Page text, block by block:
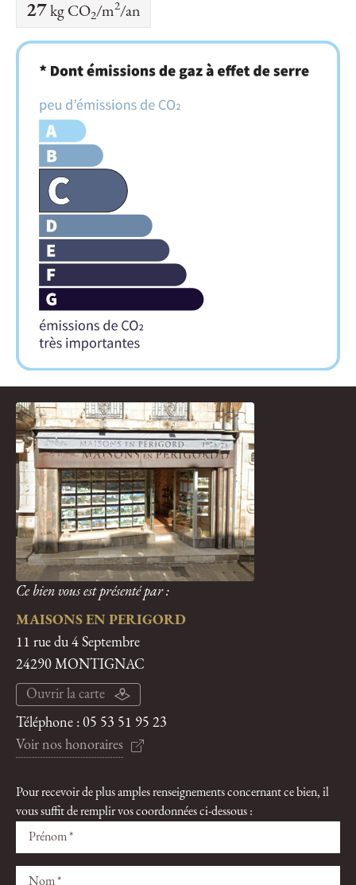
27 kg CO2/m2/an
Ce bien vous est présenté par :
MAISONS EN PERIGORD
11 rue du 4 Septembre
24290 MONTIGNAC
Ouvrir la carte
Téléphone : 05 53 51 95 23
Voir nos honoraires
Pour recevoir de plus amples renseignements concernant ce bien, il
vous suffit de remplir vos coordonnées ci-dessous :